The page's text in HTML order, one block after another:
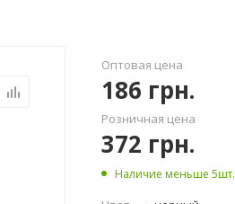
Оптовая цена
186 грн.
Розничная цена
372 грн.
Наличие меньше 5шт.